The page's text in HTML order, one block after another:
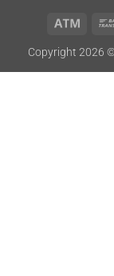
Copyright 2026